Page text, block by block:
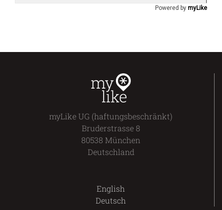
kronleuchterbeladen, und das Cafe mit
Powered bymyLike
myLike UG (haftungsbeschränkt)
Bruderstrasse 8
80538 München
Deutschland
English
Deutsch